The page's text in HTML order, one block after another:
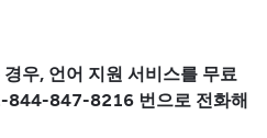
우, 언어 지원 서비스를 무료
844-847-8216 번으로 전화해